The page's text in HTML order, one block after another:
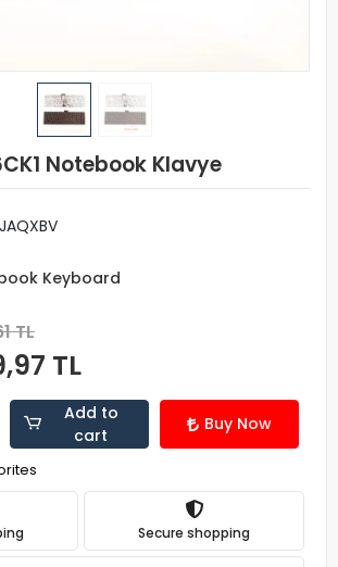
Notebook Klavye
Keyboard
TL
TL
Add to
cart
Buy Now
Secure shopping